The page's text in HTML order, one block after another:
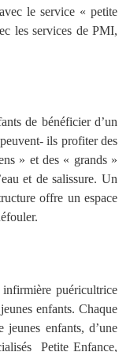
le service « petite
les services de PMI,
de bénéficier d’un
ils profiter des
» et des « grands »
et de salissure. Un
offre un espace
puéricultrice
enfants. Chaque
jeunes enfants, d’une
Petite Enfance,